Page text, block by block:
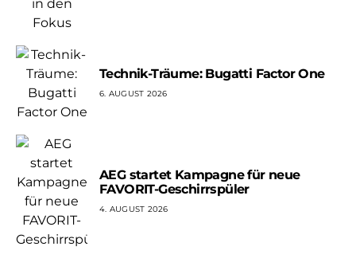
Technik-Träume: Bugatti Factor One
6. AUGUST 2026
AEG startet Kampagne für neue
FAVORIT-Geschirrspüler
4. AUGUST 2026